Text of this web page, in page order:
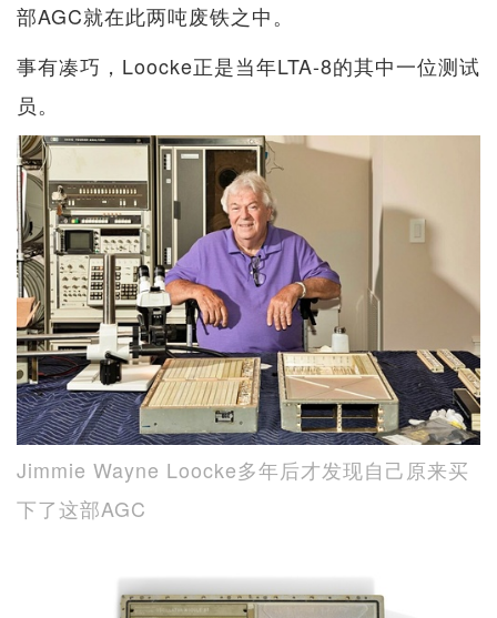
部AGC就在此两吨废铁之中。
事有凑巧，Loocke正是当年LTA-8的其中一位测试
员。
Jimmie Wayne Loocke多年后才发现自己原来买
下了这部AGC